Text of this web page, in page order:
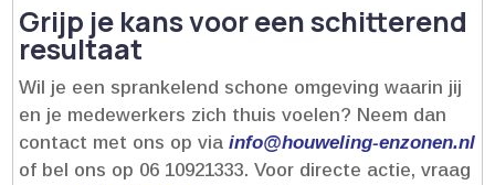
Grijp je kans voor een schitterend
resultaat
Wil je een sprankelend schone omgeving waarin jij
en je medewerkers zich thuis voelen? Neem dan
contact met ons op viainfo@houweling-enzonen.​nl
of bel ons op 06 10921333.​ Voor directe actie, vraag